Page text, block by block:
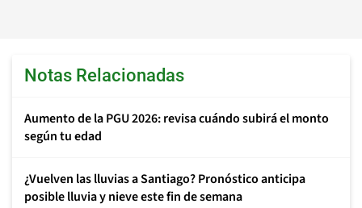
Notas Relacionadas
Aumento de la PGU 2026: revisa cuándo subirá el monto
según tu edad
¿Vuelven las lluvias a Santiago? Pronóstico anticipa
posible lluvia y nieve este fin de semana